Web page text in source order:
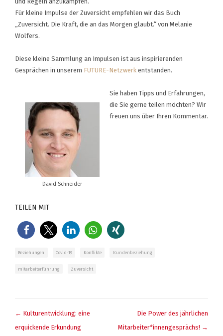
Für kleine Impulse der Zuversicht empfehlen wir das Buch
„Zuversicht. Die Kraft, die an das Morgen glaubt.“ von Melanie
Wolfers.
Diese kleine Sammlung an Impulsen ist aus inspirierenden
Gesprächen in unserem FUTURE-Netzwerk entstanden.
David Schneider
Sie haben Tipps und Erfahrungen,
die Sie gerne teilen möchten? Wir
freuen uns über Ihren Kommentar.
TEILEN MIT
Beziehungen Covid-19 Konflikte Kundenbeziehung
mitarbeiterführung Zuversicht
← Kulturentwicklung: eine
erquickende Erkundung
Die Power des jährlichen
Mitarbeiter*innengesprächs! →